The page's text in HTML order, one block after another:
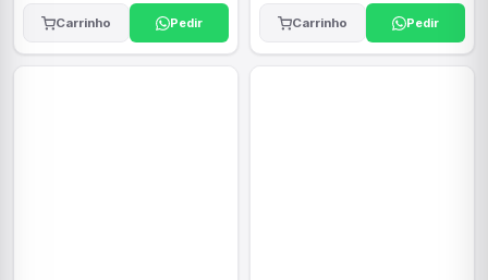
Carrinho Pedir Carrinho Pedir